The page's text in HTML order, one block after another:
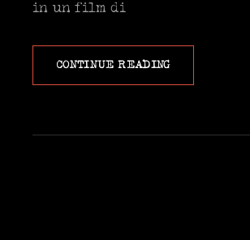
in un film di
CONTINUE READINGIL
DRAMMA
NARRAZIONE: